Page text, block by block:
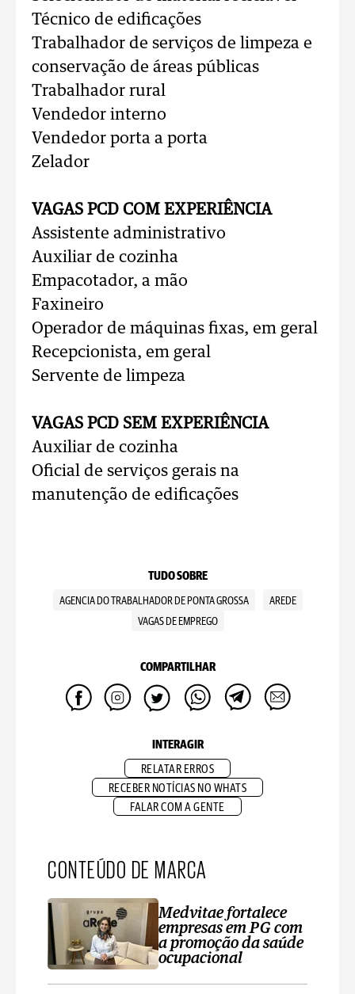
Técnico de edificações
Trabalhador de serviços de limpeza e
conservação de áreas públicas
Trabalhador rural
Vendedor interno
Vendedor porta a porta
Zelador
VAGAS PCD COM EXPERIÊNCIA
Assistente administrativo
Auxiliar de cozinha
Empacotador, a mão
Faxineiro
Operador de máquinas fixas, em geral
Recepcionista, em geral
Servente de limpeza
VAGAS PCD SEM EXPERIÊNCIA
Auxiliar de cozinha
Oficial de serviços gerais na
manutenção de edificações
TUDO SOBRE
AGENCIA DO TRABALHADOR DE PONTA GROSSA
AREDE
VAGAS DE EMPREGO
COMPARTILHAR
INTERAGIR
RELATAR ERROS
RECEBER NOTÍCIAS NO WHATS
FALAR COM A GENTE
CONTEÚDO DE MARCA
Medvitae fortalece
empresas em PG com
a promoção da saúde
ocupacional